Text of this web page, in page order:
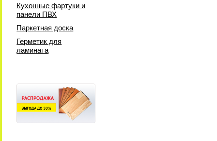
Кухонные фартуки и
панели ПВХ
Паркетная доска
Герметик для
ламината